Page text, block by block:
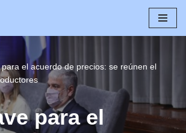
para el acuerdo de precios: se reúnen el
para el